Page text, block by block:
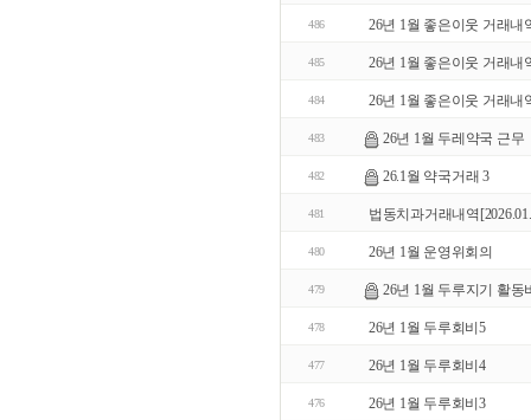
486 26년 1월 좋은이웃 거래내
485 26년 1월 좋은이웃 거래내
484 26년 1월 좋은이웃 거래내
483 26년 1월 두레약국 근무
482 26.1월 약국거래 3
481 법동치과거래내역
480 26년 1월 운영위회의
479 26년 1월 두루지기 활동
478 26년 1월 두루회비5
477 26년 1월 두루회비4
476 26년 1월 두루회비3